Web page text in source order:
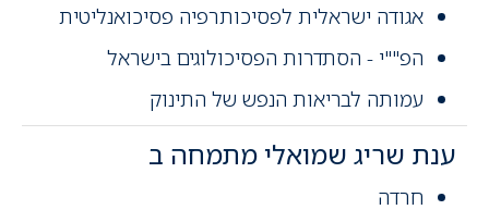
אגודה ישראלית לפסיכותרפיה פסיכואנליטית
הפ""י - הסתדרות הפסיכולוגים בישראל
עמותה לבריאות הנפש של התינוק
ענת שריג שמואלי מתמחה ב
חרדה